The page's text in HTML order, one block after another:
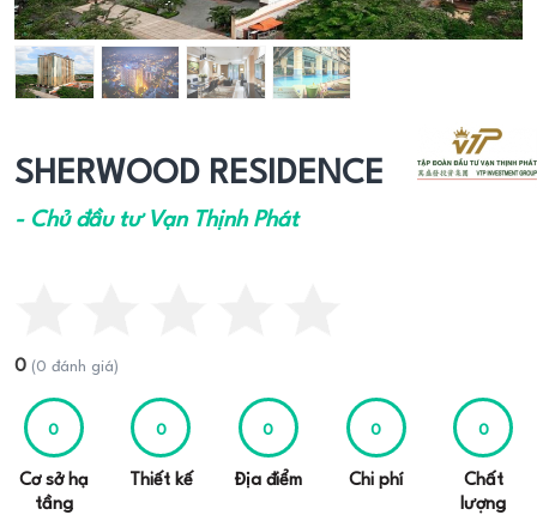
SHERWOOD RESIDENCE
- Chủ đầu tư Vạn Thịnh Phát
0 (0 đánh giá)
0
Cơ sở hạ
tầng
0
Thiết kế
0
Địa điểm
0
Chi phí
0
Chất
lượng